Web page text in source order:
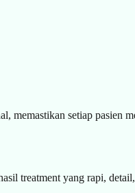
memastikan setiap pasien
treatment yang rapi,